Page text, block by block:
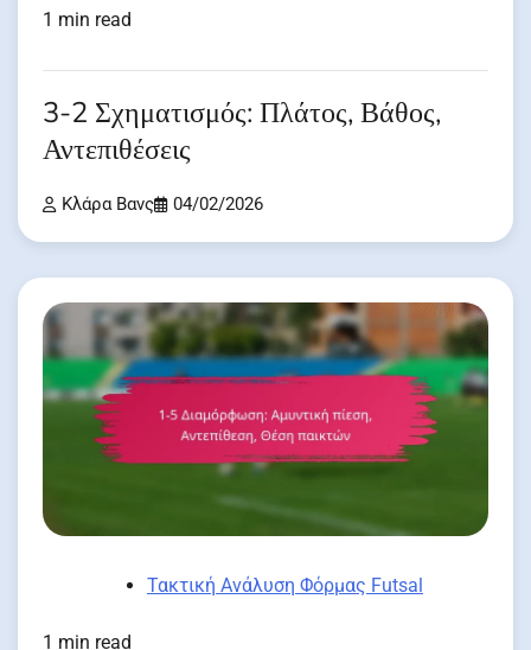
1 min read
3-2 Σχηματισμός: Πλάτος, Βάθος,
Αντεπιθέσεις
Κλάρα Βανς 04/02/2026
Τακτική Ανάλυση Φόρμας Futsal
1 min read